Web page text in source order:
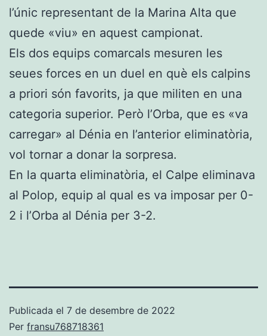
l’únic representant de la Marina Alta que
quede «viu» en aquest campionat.
Els dos equips comarcals mesuren les
seues forces en un duel en què els calpins
a priori són favorits, ja que militen en una
categoria superior. Però l’Orba, que es «va
carregar» al Dénia en l’anterior eliminatòria,
vol tornar a donar la sorpresa.
En la quarta eliminatòria, el Calpe eliminava
al Polop, equip al qual es va imposar per 0-
2 i l’Orba al Dénia per 3-2.
Publicada el 7 de desembre de 2022
Per fransu768718361